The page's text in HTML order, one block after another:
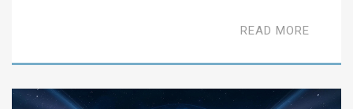
READ MORE